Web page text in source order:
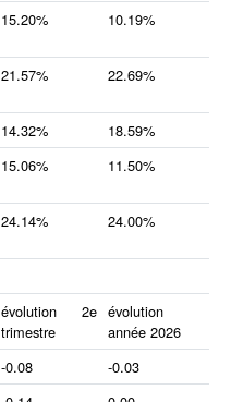
15.20% 10.19%
21.57% 22.69%
14.32%
18.59%
15.06% 11.50%
24.14% 24.00%
évolution 2e
trimestre
évolution
année 2026
-0.08
-0.03